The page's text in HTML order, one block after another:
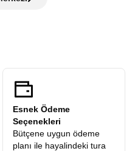
ve sizden
Esnek Ödeme
Seçenekleri
Bütçene uygun ödeme
planı ile hayalindeki tura